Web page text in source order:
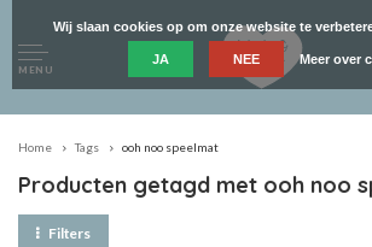
MENU
Home Tags ooh noo speelmat
Producten getagd met ooh noo
Filters
Wij slaan cookies op om onze website te
JA NEE Meer over